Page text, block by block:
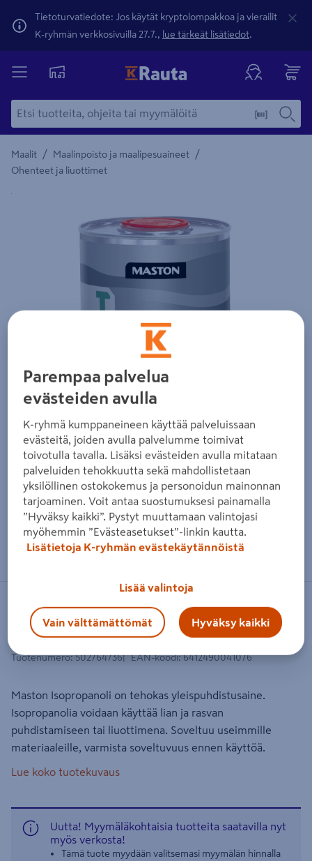
Tietoturvatiedote: Jos käytät kryptolompakkoa ja vierailit
K-ryhmän verkkosivuilla 27.7., lue tärkeät lisätiedot.
Maalit / Maalinpoisto ja maalipesuaineet /
Ohenteet ja liuottimet
Yksityiskohtainen kuvaus löytyy Tuotteen kuvaus -
Zoomaa kuvaa sormilla kosketusnäytöllä
IPA Maston 1L
MASTON
Tuotenumero:502764736 EAN-koodi:6412490041076
Maston Isopropanoli on tehokas yleispuhdistusaine.
Isopropanolia voidaan käyttää lian ja rasvan
puhdistamiseen tai liuottimena. Soveltuu useimmille
materiaaleille, varmista soveltuvuus ennen käyttöä.
Lue koko tuotekuvaus
Uutta! Myymäläkohtaisia tuotteita saatavilla nyt
myös verkosta!
Tämä tuote myydään valitsemasi myymälän hinnalla
Parempaa palvelua
evästeiden avulla
K-ryhmä kumppaneineen käyttää palveluissaan
evästeitä, joiden avulla palvelumme toimivat
toivotulla tavalla. Lisäksi evästeiden avulla mitataan
palveluiden tehokkuutta sekä mahdollistetaan
yksilöllinen ostokokemus ja personoidun mainonnan
tarjoaminen. Voit antaa suostumuksesi painamalla
”Hyväksy kaikki”. Pystyt muuttamaan valintojasi
myöhemmin ”Evästeasetukset”-linkin kautta.
Lisätietoja K-ryhmän evästekäytännöistä
Lisää valintoja
Vain välttämättömät Hyväksy kaikki